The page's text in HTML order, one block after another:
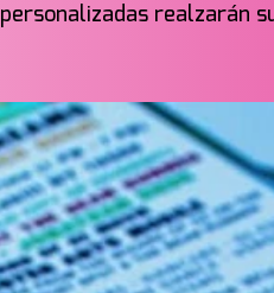
personalizadas realzarán